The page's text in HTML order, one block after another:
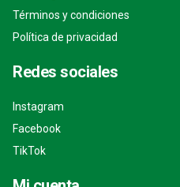
Términos y condiciones
Política de privacidad
Redes sociales
Instagram
Facebook
TikTok